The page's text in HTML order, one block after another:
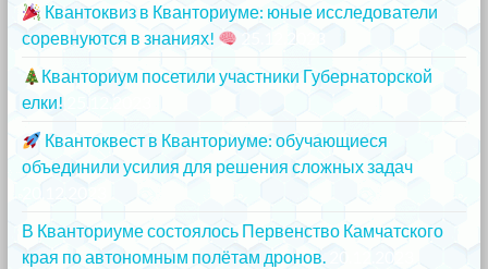
Квантоквиз в Кванториуме: юные исследователи
соревнуются в знаниях!
Кванториум посетили участники Губернаторской
елки!
Квантоквест в Кванториуме: обучающиеся
объединили усилия для решения сложных задач
В Кванториуме состоялось Первенство Камчатского
края по автономным полётам дронов.